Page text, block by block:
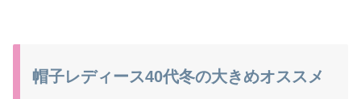
帽子レディース40代冬の大きめオススメ